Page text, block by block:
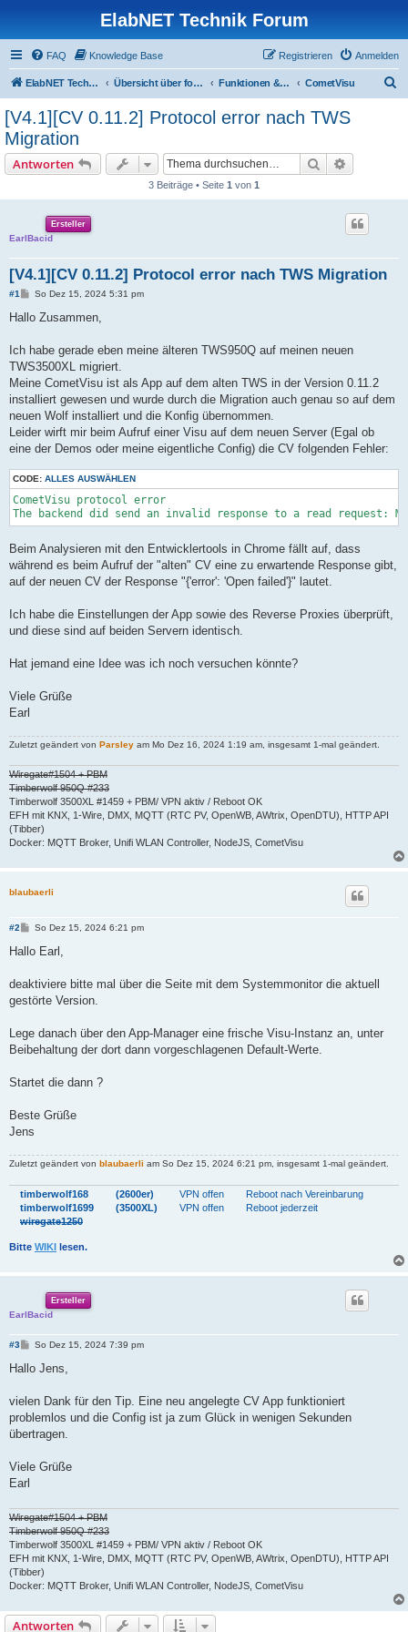
ElabNET Technik Forum
FAQ Knowledge Base Anmelden
Registrieren
ElabNET Technik Forum Übersicht über forum.timberwolf.io Funktionen & Leistungsmerkmale CometVisu
[V4.1][CV 0.11.2] Protocol error nach TWS
Migration
Antworten Suche
3 Beiträge • Seite 1 von 1
Ersteller
EarlBacid
[V4.1][CV 0.11.2] Protocol error nach TWS Migration
#1
B
i
a
So Dez 15, 2024 5:31 pm
Hallo Zusammen,
Ich habe gerade eben meine älteren TWS950Q auf meinen neuen
TWS3500XL migriert.
Meine CometVisu ist als App auf dem alten TWS in der Version 0.11.2
installiert gewesen und wurde durch die Migration auch genau so auf dem
neuen Wolf installiert und die Konfig übernommen.
Leider wirft mir beim Aufruf einer Visu auf dem neuen Server (Egal ob
eine der Demos oder meine eigentliche Config) die CV folgenden Fehler:
CODE: ALLES AUSWÄHLEN
CometVisu protocol error
The backend did send an invalid response to a read request:
Beim Analysieren mit den Entwicklertools in Chrome fällt auf, dass
während es beim Aufruf der "alten" CV eine zu erwartende Response gibt,
auf der neuen CV der Response "{'error': 'Open failed'}" lautet.
Ich habe die Einstellungen der App sowie des Reverse Proxies überprüft,
und diese sind auf beiden Servern identisch.
Hat jemand eine Idee was ich noch versuchen könnte?
Viele Grüße
Earl
Zuletzt geändert von Parsley am Mo Dez 16, 2024 1:19 am, insgesamt 1-mal geändert.
Wiregate#1504 + PBM
Timberwolf 950Q #233
Timberwolf 3500XL #1459 + PBM/ VPN aktiv / Reboot OK
EFH mit KNX, 1-Wire, DMX, MQTT (RTC PV, OpenWB, AWtrix, OpenDTU), HTTP API
(Tibber)
Docker: MQTT Broker, Unifi WLAN Controller, NodeJS, CometVisu
blaubaerli
#2
B
i
a
So Dez 15, 2024 6:21 pm
Hallo Earl,
deaktiviere bitte mal über die Seite mit dem Systemmonitor die aktuell
gestörte Version.
Lege danach über den App-Manager eine frische Visu-Instanz an, unter
Beibehaltung der dort dann vorgeschlagenen Default-Werte.
Startet die dann ?
Beste Grüße
Jens
Zuletzt geändert von blaubaerli am So Dez 15, 2024 6:21 pm, insgesamt 1-mal geändert.
timberwolf168 (2600er) VPN offen
Reboot nach Vereinbarung
timberwolf1699
(3500XL) VPN offen
Reboot jederzeit
wiregate1250
Bitte WIKI lesen.
Ersteller
EarlBacid
#3
B
i
a
So Dez 15, 2024 7:39 pm
Hallo Jens,
vielen Dank für den Tip. Eine neu angelegte CV App funktioniert
problemlos und die Config ist ja zum Glück in wenigen Sekunden
übertragen.
Viele Grüße
Earl
Wiregate#1504 + PBM
Timberwolf 950Q #233
Timberwolf 3500XL #1459 + PBM/ VPN aktiv / Reboot OK
EFH mit KNX, 1-Wire, DMX, MQTT (RTC PV, OpenWB, AWtrix, OpenDTU), HTTP API
(Tibber)
Docker: MQTT Broker, Unifi WLAN Controller, NodeJS, CometVisu
Antworten